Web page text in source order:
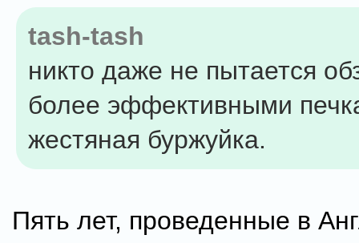
tash-tash
никто даже не пытается
более эффективными
жестяная буржуйка.
Пять лет, проведенные в